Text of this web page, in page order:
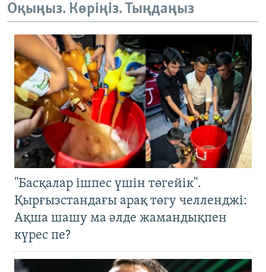
Оқыңыз. Көріңіз. Тыңдаңыз
"Басқалар ішпес үшін төгейік".
Қырғызстандағы арақ төгу челленджі:
Ақша шашу ма әлде жамандықпен
күрес пе?